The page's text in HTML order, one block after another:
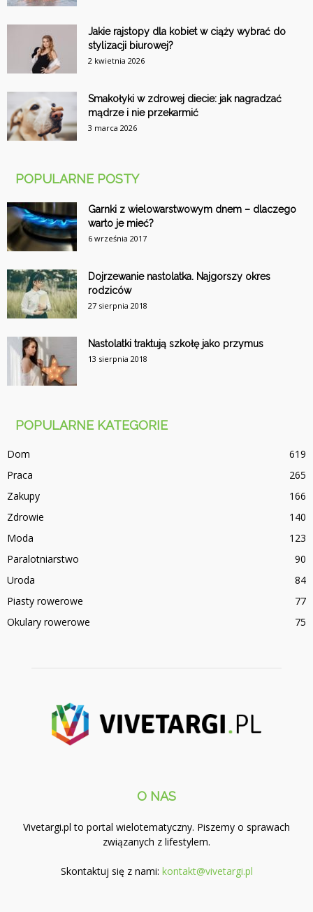
Jakie rajstopy dla kobiet w ciąży wybrać do
stylizacji biurowej?
2 kwietnia 2026
Smakołyki w zdrowej diecie: jak nagradzać
mądrze i nie przekarmić
3 marca 2026
POPULARNE POSTY
Garnki z wielowarstwowym dnem – dlaczego
warto je mieć?
6 września 2017
Dojrzewanie nastolatka. Najgorszy okres
rodziców
27 sierpnia 2018
Nastolatki traktują szkołę jako przymus
13 sierpnia 2018
POPULARNE KATEGORIE
Dom
619
Praca
265
Zakupy
166
Zdrowie
140
Moda
123
Paralotniarstwo
90
Uroda
84
Piasty rowerowe
77
Okulary rowerowe
75
O NAS
Vivetargi.pl to portal wielotematyczny. Piszemy o sprawach
związanych z lifestylem.
Skontaktuj się z nami: kontakt@vivetargi.pl